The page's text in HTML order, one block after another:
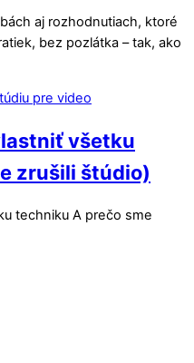
aj rozhodnutiach, ktoré
bez pozlátka – tak, ako
všetku
zrušili štúdio)
techniku A prečo sme